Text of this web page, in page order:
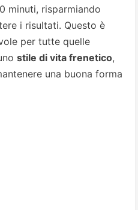
minuti, risparmiando
i risultati. Questo è
per tutte quelle
stile di vita frenetico,
una buona forma